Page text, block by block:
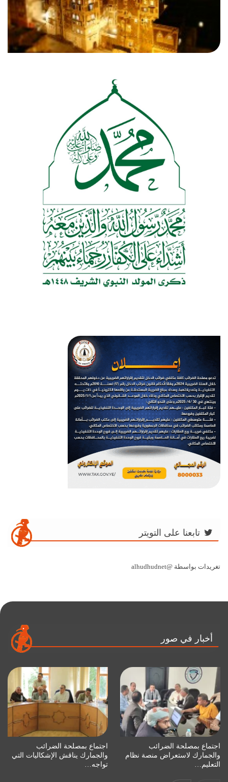
تابعنا على التويتر
تغريدات بواسطة @alhudhudnet
أخبار في صور
اجتماع بمصلحة الضرائب
والجمارك لاستعراض منصة نظام
التعليم…
اجتماع بمصلحة الضرائب
والجمارك يناقش الإشكاليات التي
تواجه…